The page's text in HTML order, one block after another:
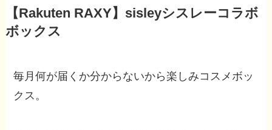
【Rakuten RAXY】sisleyシスレーコラボ
ボックス
毎月何が届くか分からないから楽しみコスメボッ
クス。